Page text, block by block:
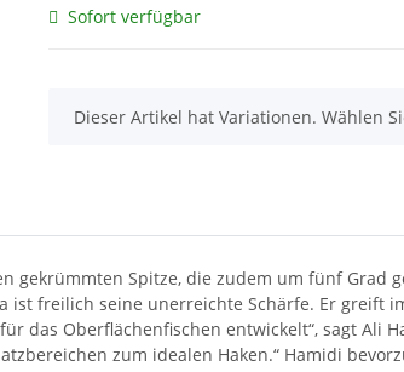
Sofort verfügbar
x
Dieser Artikel hat Variationen. Wählen
gekrümmten Spitze, die zudem um fünf Grad
freilich seine unerreichte Schärfe. Er greift
Oberflächenfischen entwickelt“, sagt Ali
zum idealen Haken.“ Hamidi